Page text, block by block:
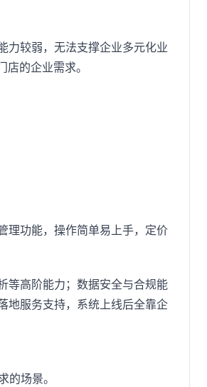
力较弱，无法支撑企业多元化业
的企业需求。
理功能，操作简单易上手，定价
等高阶能力；数据安全与合规能
地服务支持，系统上线后全靠企
场景。